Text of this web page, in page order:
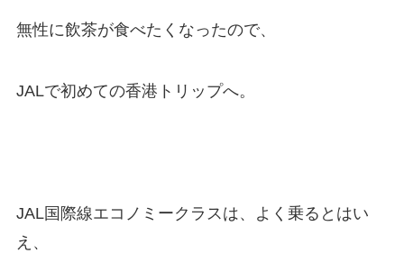
無性に飲茶が食べたくなったので、
JALで初めての香港トリップへ。
JAL国際線エコノミークラスは、よく乗るとはい
え、